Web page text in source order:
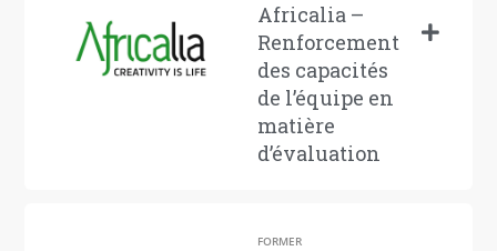
Africalia –
Renforcement
des capacités
de l’équipe en
matière
d’évaluation
FORMER